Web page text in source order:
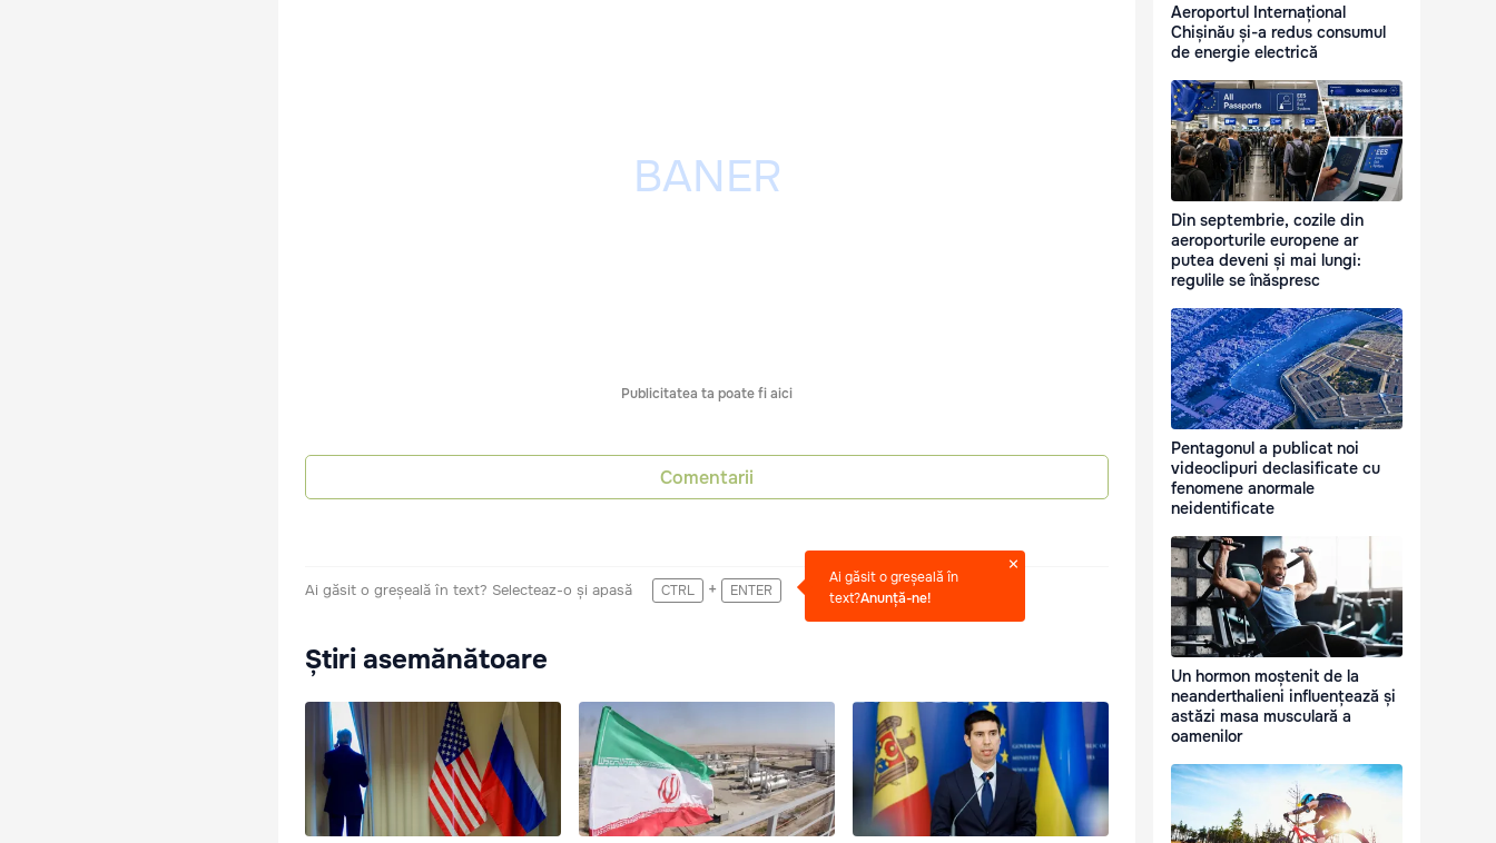
Publicitatea ta poate fi aici
Comentarii
Ai găsit o greșeală în text? Selecteaz-o și apasă CTRL + ENTER
Ai găsit o greșeală în
text?Anunță-ne!
Știri asemănătoare
Aeroportul Internațional
Chișinău și-a redus consumul
de energie electrică
Din septembrie, cozile din
aeroporturile europene ar
putea deveni și mai lungi:
regulile se înăspresc
Pentagonul a publicat noi
videoclipuri declasificate cu
fenomene anormale
neidentificate
Un hormon moștenit de la
neanderthalieni influențează și
astăzi masa musculară a
oamenilor